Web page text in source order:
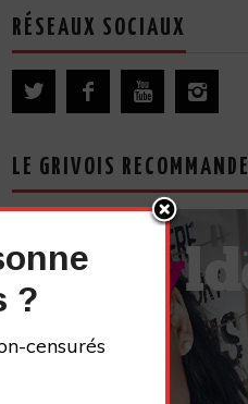
RÉSEAUX SOCIAUX
LE GRIVOIS RECOMMANDE
?
censurés